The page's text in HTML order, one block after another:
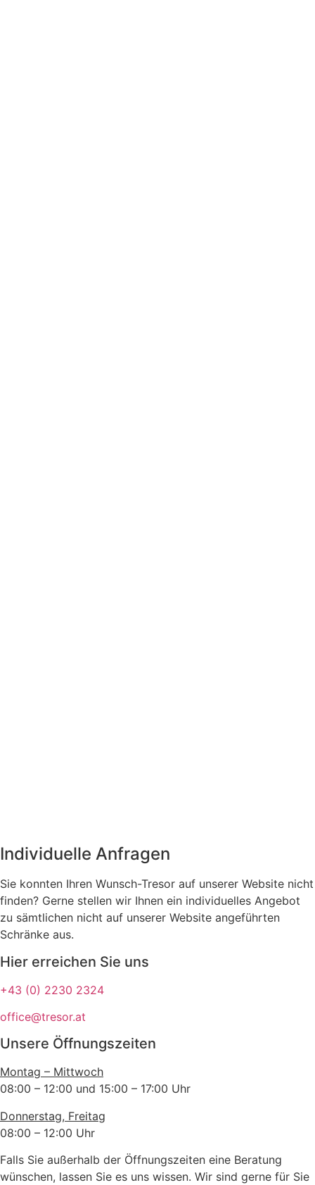
Individuelle Anfragen
Sie konnten Ihren Wunsch-Tresor auf unserer Website nicht
finden? Gerne stellen wir Ihnen ein individuelles Angebot
zu sämtlichen nicht auf unserer Website angeführten
Schränke aus.
Hier erreichen Sie uns
+43 (0) 2230 2324
office@tresor.at
Unsere Öffnungszeiten
Montag – Mittwoch
08:00 – 12:00 und 15:00 – 17:00 Uhr
Donnerstag, Freitag
08:00 – 12:00 Uhr
Falls Sie außerhalb der Öffnungszeiten eine Beratung
wünschen, lassen Sie es uns wissen. Wir sind gerne für Sie